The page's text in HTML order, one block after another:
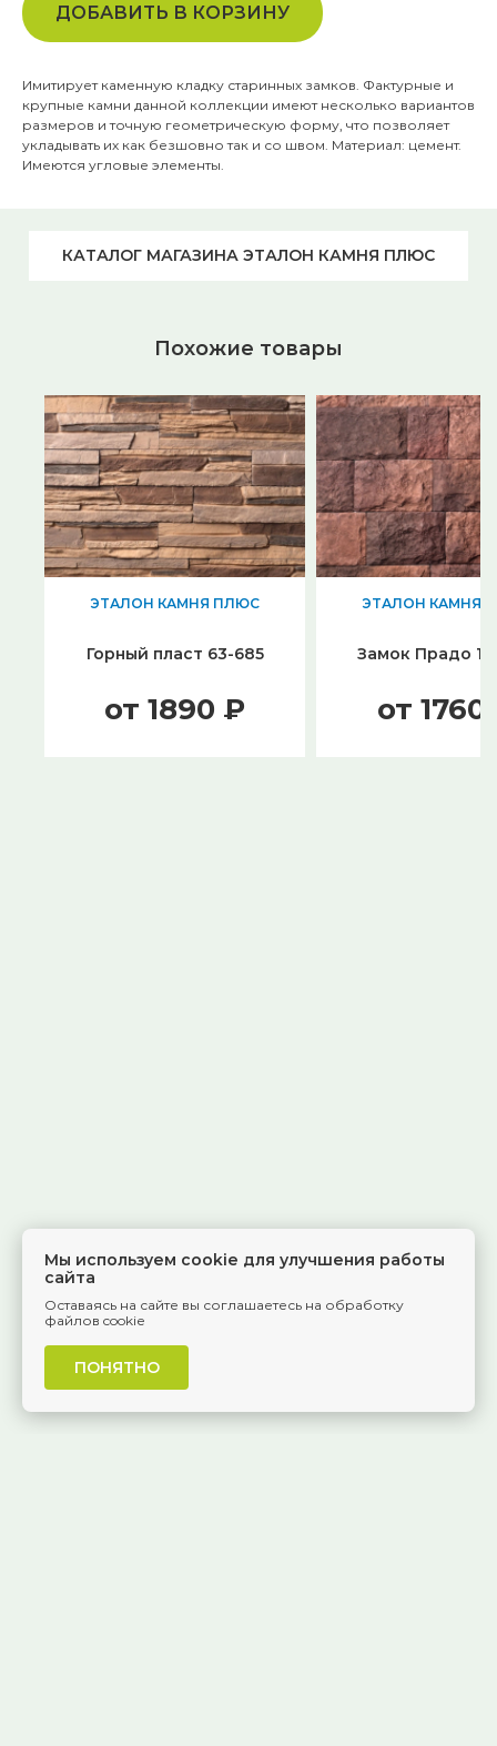
ДОБАВИТЬ В КОРЗИНУ
Имитирует каменную кладку старинных замков. Фактурные и
крупные камни данной коллекции имеют несколько вариантов
размеров и точную геометрическую форму, что позволяет
укладывать их как безшовно так и со швом. Материал: цемент.
Имеются угловые элементы.
КАТАЛОГ МАГАЗИНА ЭТАЛОН КАМНЯ ПЛЮС
Похожие товары
ЭТАЛОН КАМНЯ ПЛЮС
Горный пласт 63-685
от 1890 ₽
ЭТАЛОН КАМНЯ
Замок Прадо
от 1760
Мы используем cookie для улучшения работы
сайта
Оставаясь на сайте вы соглашаетесь на обработку
файлов cookie
ПОНЯТНО